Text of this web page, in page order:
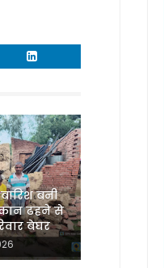
बनी
ढहने से
बेघर